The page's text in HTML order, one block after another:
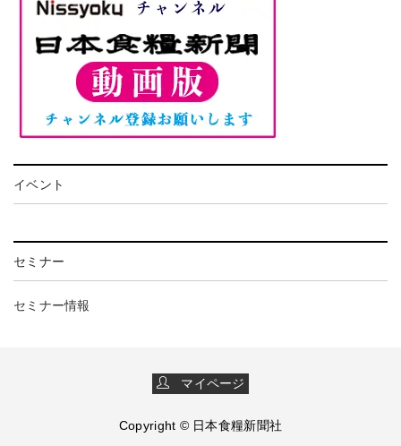
イベント
セミナー
セミナー情報
マイページ
Copyright © 日本食糧新聞社